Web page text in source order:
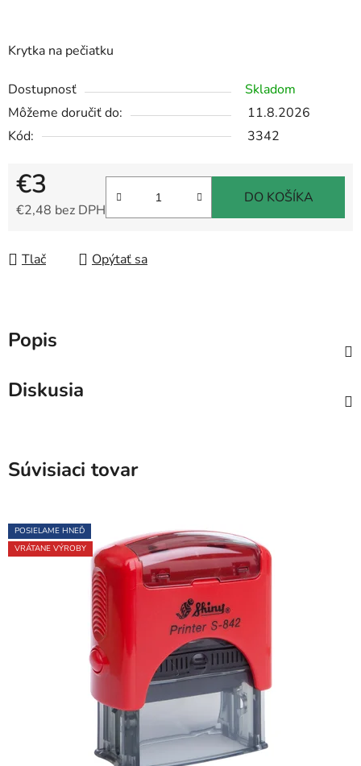
Krytka na pečiatku
Dostupnosť
Skladom
Môžeme doručiť do:
11.8.2026
Kód:
3342
€3
€2,48 bez DPH
DO KOŠÍKA
Tlač Opýtať sa
Popis
Diskusia
Súvisiaci tovar
POSIELAME HNEĎ
VRÁTANE VÝROBY